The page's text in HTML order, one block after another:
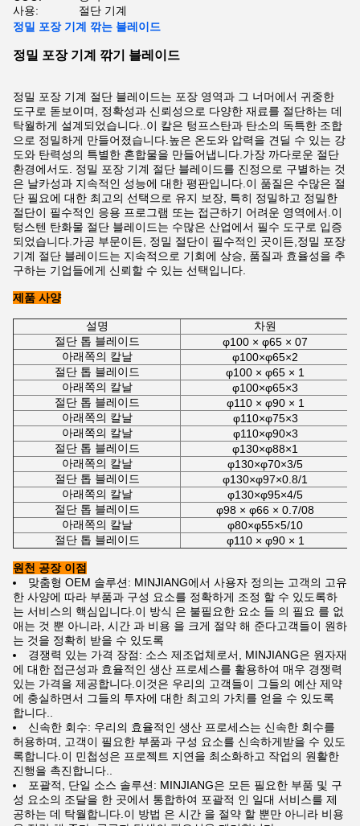
사용:
절단 기계
정밀 포장 기계 깎는 블레이드
정밀 포장 기계 깎기 블레이드
정밀 포장 기계 절단 블레이드는 포장 영역과 그 너머에서 귀중한
도구로 돋보이며, 정확성과 신뢰성으로 다양한 재료를 절단하는 데
탁월하게 설계되었습니다..이 칼은 텅프스탄과 탄소의 독특한 조합
으로 정밀하게 만들어졌습니다.높은 온도와 압력을 견딜 수 있는 강
도와 탄력성의 특별한 혼합물을 만들어냅니다.가장 까다로운 절단
환경에서도. 정밀 포장 기계 절단 블레이드를 진정으로 구별하는 것
은 날카성과 지속적인 성능에 대한 평판입니다.이 품질은 수많은 절
단 필요에 대한 최고의 선택으로 유지 보장, 특히 정밀하고 정밀한
절단이 필수적인 응용 프로그램 또는 접근하기 어려운 영역에서.이
텅스텐 탄화물 절단 블레이드는 수많은 산업에서 필수 도구로 입증
되었습니다.가공 부문이든, 정밀 절단이 필수적인 곳이든,정밀 포장
기계 절단 블레이드는 지속적으로 기회에 상승, 품질과 효율성을 추
구하는 기업들에게 신뢰할 수 있는 선택입니다.
제품 사양
설명
차원
절단 톱 블레이드
φ100 × φ65 × 07
아래쪽의 칼날
φ100×φ65×2
절단 톱 블레이드
φ100 × φ65 × 1
아래쪽의 칼날
φ100×φ65×3
절단 톱 블레이드
φ110 × φ90 × 1
아래쪽의 칼날
φ110×φ75×3
아래쪽의 칼날
φ110×φ90×3
절단 톱 블레이드
φ130×φ88×1
아래쪽의 칼날
φ130×φ70×3/5
절단 톱 블레이드
φ130×φ97×0.8/1
아래쪽의 칼날
φ130×φ95×4/5
절단 톱 블레이드
φ98 × φ66 × 0.7/08
아래쪽의 칼날
φ80×φ55×5/10
절단 톱 블레이드
φ110 × φ90 × 1
원천 공장 이점
맞춤형 OEM 솔루션: MINJIANG에서 사용자 정의는 고객의 고유
한 사양에 따라 부품과 구성 요소를 정확하게 조정 할 수 있도록하
는 서비스의 핵심입니다.이 방식 은 불필요한 요소 들 의 필요 를 없
애는 것 뿐 아니라, 시간 과 비용 을 크게 절약 해 준다고객들이 원하
는 것을 정확히 받을 수 있도록
경쟁력 있는 가격 장점: 소스 제조업체로서, MINJIANG은 원자재
에 대한 접근성과 효율적인 생산 프로세스를 활용하여 매우 경쟁력
있는 가격을 제공합니다.이것은 우리의 고객들이 그들의 예산 제약
에 충실하면서 그들의 투자에 대한 최고의 가치를 얻을 수 있도록
합니다..
신속한 회수: 우리의 효율적인 생산 프로세스는 신속한 회수를
허용하며, 고객이 필요한 부품과 구성 요소를 신속하게받을 수 있도
록합니다.이 민첩성은 프로젝트 지연을 최소화하고 작업의 원활한
진행을 촉진합니다..
포괄적, 단일 소스 솔루션: MINJIANG은 모든 필요한 부품 및 구
성 요소의 조달을 한 곳에서 통합하여 포괄적 인 일대 서비스를 제
공하는 데 탁월합니다.이 방법 은 시간 을 절약 할 뿐만 아니라 비용